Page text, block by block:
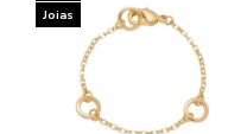
Joias